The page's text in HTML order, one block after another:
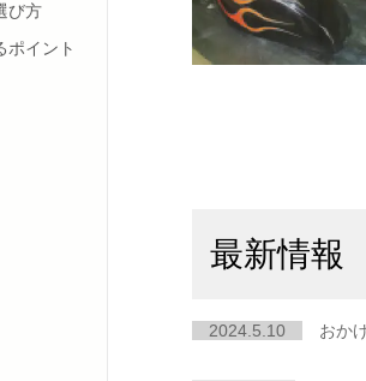
最新情報
2024.5.10 おか
び方
ポイント